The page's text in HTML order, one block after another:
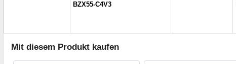
BZX55-C4V3
Mit diesem Produkt kaufen